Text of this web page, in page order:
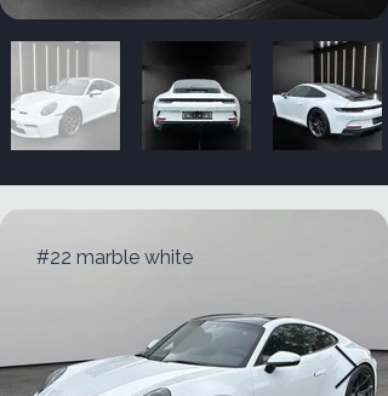
#22 marble white